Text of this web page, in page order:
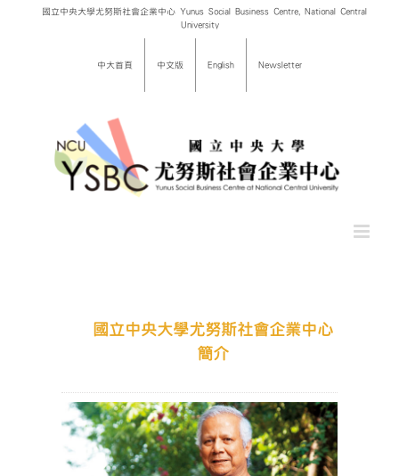
國立中央大學尤努斯社會企業中心 Yunus Social Business Centre, National Central
University
中大首頁 中文版 English Newsletter
國立中央大學尤努斯社會企業中心
簡介